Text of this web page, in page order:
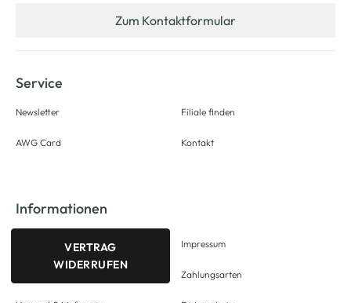
Zum Kontaktformular
Service
Newsletter
AWG Card
Filiale finden
Kontakt
Informationen
VERTRAG
WIDERRUFEN
Impressum
Zahlungsarten